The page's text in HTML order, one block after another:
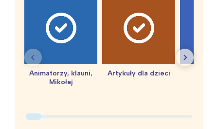
Animatorzy, klauni,
Mikołaj
Artykuły dla dzieci